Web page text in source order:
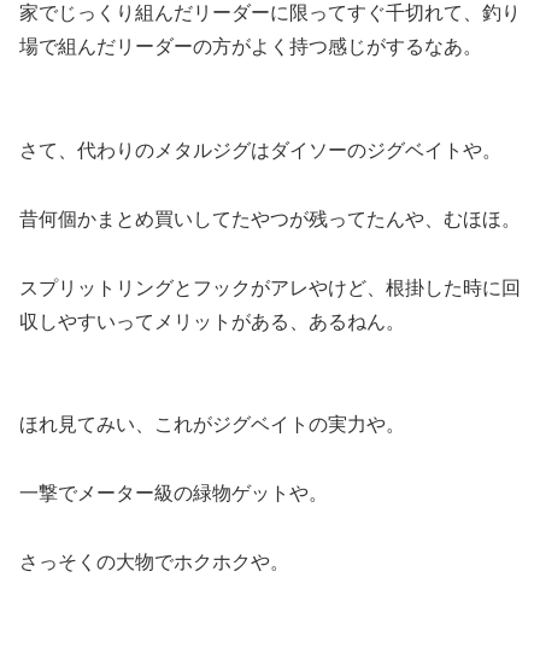
家でじっくり組んだリーダーに限ってすぐ千切れて、釣り
場で組んだリーダーの方がよく持つ感じがするなあ。
さて、代わりのメタルジグはダイソーのジグベイトや。
昔何個かまとめ買いしてたやつが残ってたんや、むほほ。
スプリットリングとフックがアレやけど、根掛した時に回
収しやすいってメリットがある、あるねん。
ほれ見てみい、これがジグベイトの実力や。
一撃でメーター級の緑物ゲットや。
さっそくの大物でホクホクや。